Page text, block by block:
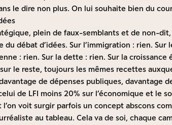
le dire non plus. On lui souhaite bien du
plein de faux-semblants et de non-dit,
du débat d’idées. Sur l’immigration : rien.
: rien. Sur la dette : rien. Sur la croissance
le reste, toujours les mêmes recettes
de dépenses publiques, davantage
celui de LFI moins 20% sur l’économique et le
l’on voit surgir parfois un concept abscons
au tableau. Cela va de soi, chaque